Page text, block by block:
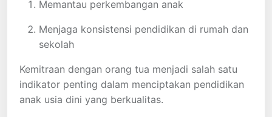
Memantau perkembangan anak
Menjaga konsistensi pendidikan di rumah dan
sekolah
Kemitraan dengan orang tua menjadi salah satu
indikator penting dalam menciptakan pendidikan
anak usia dini yang berkualitas.